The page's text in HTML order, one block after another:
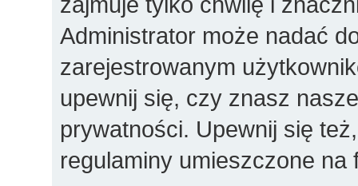
Administrator może nadać
zarejestrowanym
upewnij się, czy znasz
prywatności. Upewnij się
regulaminy umieszczone na